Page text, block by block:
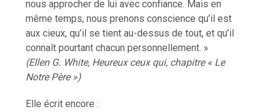
nous approcher de lui avec confiance. Mais en
même temps, nous prenons conscience qu’il est
aux cieux, qu’il se tient au-dessus de tout, et qu’il
connaît pourtant chacun personnellement. »
(Ellen G. White, Heureux ceux qui, chapitre « Le
Notre Père »)
Elle écrit encore :